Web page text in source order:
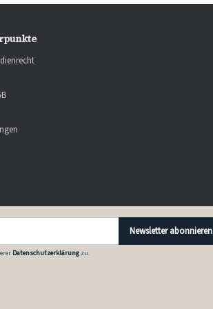
Newsletter abonnieren
Datenschutzerklärung zu.